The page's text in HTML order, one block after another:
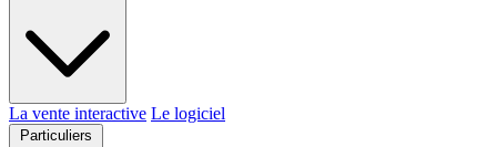
La vente interactive Le logiciel
Particuliers